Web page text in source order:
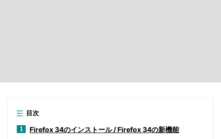
目次
1 Firefox 34のインストール / Firefox 34の新機能